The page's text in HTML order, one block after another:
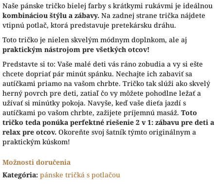
Naše pánske tričko bielej farby s krátkymi rukávmi je ideálnou
kombináciou štýlu a zábavy. Na zadnej strane trička nájdete
vtipnú potlač, ktorá predstavuje pretekársku dráhu.
Toto tričko je nielen skvelým módnym doplnkom, ale aj
praktickým nástrojom pre všetkých otcov!
Predstavte si to: Vaše malé deti vás ráno zobudia a vy si ešte
chcete dopriať pár minút spánku. Nechajte ich zabaviť sa
autíčkami priamo na vašom chrbte. Tričko tak slúži ako skvelý
herný povrch pre deti, zatiaľ čo vy môžete pohodlne ležať a
užívať si minútky pokoja. Navyše, keď vaše dieťa jazdí s
autíčkami po vašom chrbte, zažijete príjemnú masáž. Toto
tričko teda ponúka perfektné riešenie 2 v 1: zábavu pre deti a
relax pre otcov. Okoreňte svoj šatník týmto originálnym a
praktickým kúskom!
Možnosti doručenia
Kategória: pánske tričká s potlačou